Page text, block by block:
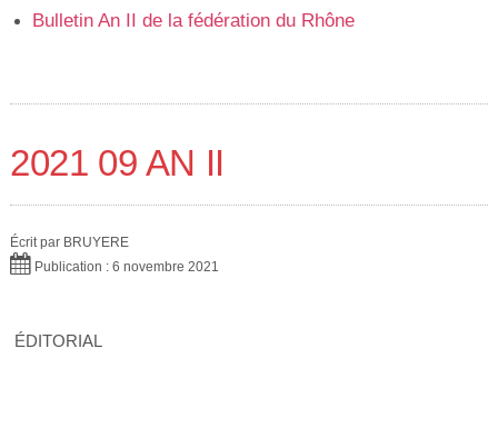
Bulletin An II de la fédération du Rhône
2021 09 AN II
Écrit par BRUYERE
Publication : 6 novembre 2021
ÉDITORIAL